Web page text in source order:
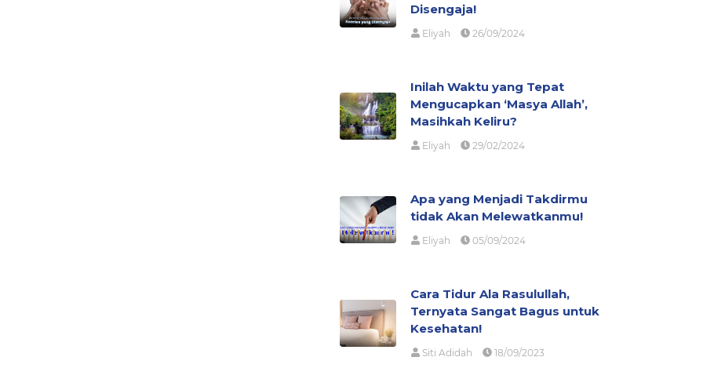
Disengaja!
Eliyah 26/09/2024
Inilah Waktu yang Tepat
Mengucapkan ‘Masya Allah’,
Masihkah Keliru?
Eliyah 29/02/2024
Apa yang Menjadi Takdirmu
tidak Akan Melewatkanmu!
Eliyah 05/09/2024
Cara Tidur Ala Rasulullah,
Ternyata Sangat Bagus untuk
Kesehatan!
Siti Adidah 18/09/2023